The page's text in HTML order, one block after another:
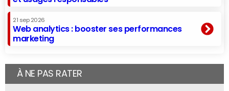
21 sep 2026
Web analytics : booster ses performances
marketing
À NE PAS RATER